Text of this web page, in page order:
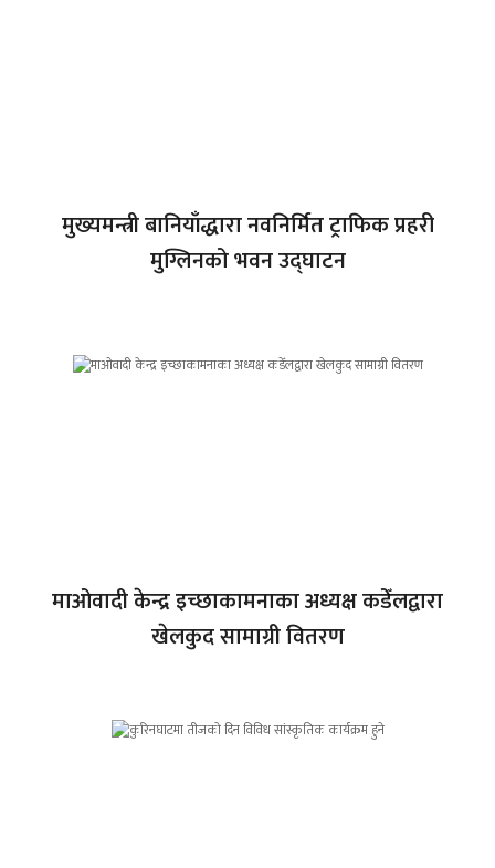
मुख्यमन्त्री बानियाँद्धारा नवनिर्मित ट्राफिक प्रहरी
मुग्लिनको भवन उद्घाटन
माओवादी केन्द्र इच्छाकामनाका अध्यक्ष कडेँलद्वारा
खेलकुद सामाग्री वितरण